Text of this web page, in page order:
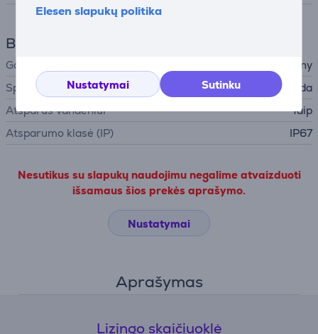
Elesen slapukų politika
Nustatymai Sutinku
Bendri parametrai
Gamintojas
Sony
Spalva
Juoda
Atsparus vandeniui
Taip
Atsparumo klasė (IP)
IP67
Nesutikus su slapukų naudojimu negalime atvaizduoti
išsamaus šios prekės aprašymo.
Nustatymai
Aprašymas
Lizingo skaičiuoklė